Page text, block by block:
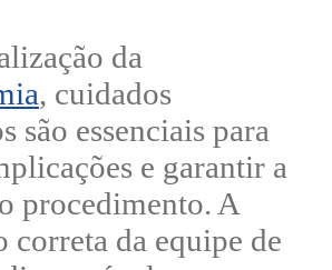
da
, cuidados
são essenciais para
e garantir a
procedimento. A
correta da equipe de